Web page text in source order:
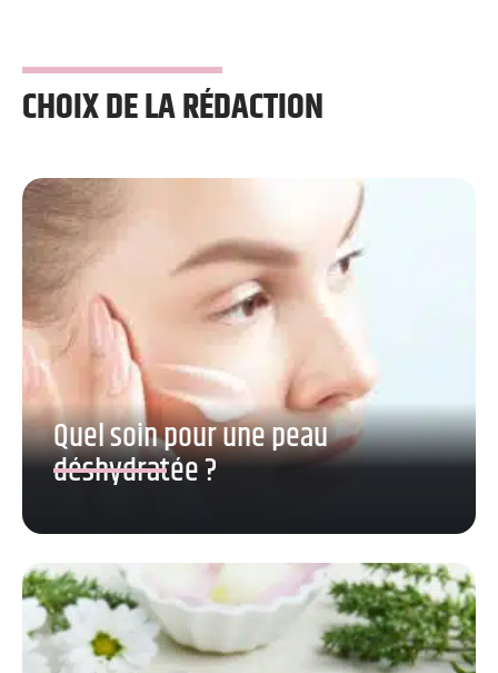
CHOIX DE LA RÉDACTION
Quel soin pour une peau
déshydratée ?